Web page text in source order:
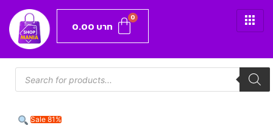
0.00 บาท
Sale 81%